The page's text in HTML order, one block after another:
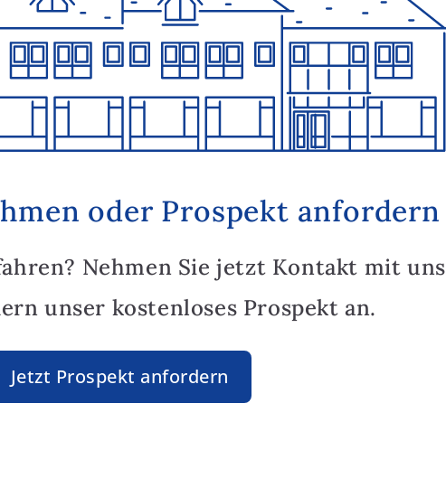
oder Prospekt anfordern
Nehmen Sie jetzt Kontakt mit uns
unser kostenloses Prospekt an.
Jetzt Prospekt anfordern